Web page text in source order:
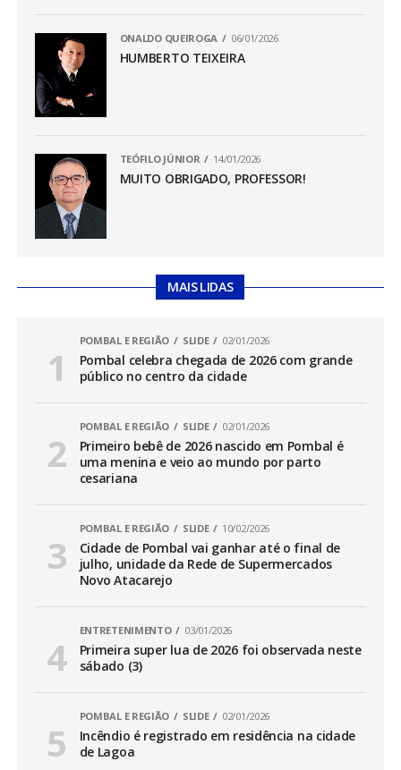
ONALDO QUEIROGA 06/01/2026
HUMBERTO TEIXEIRA
TEÓFILO JÚNIOR 14/01/2026
MUITO OBRIGADO, PROFESSOR!
MAIS LIDAS
POMBAL E REGIÃO SLIDE 02/01/2026
Pombal celebra chegada de 2026 com grande
público no centro da cidade
POMBAL E REGIÃO SLIDE 02/01/2026
Primeiro bebê de 2026 nascido em Pombal é
uma menina e veio ao mundo por parto
cesariana
POMBAL E REGIÃO SLIDE 10/02/2026
Cidade de Pombal vai ganhar até o final de
julho, unidade da Rede de Supermercados
Novo Atacarejo
ENTRETENIMENTO 03/01/2026
Primeira super lua de 2026 foi observada neste
sábado (3)
POMBAL E REGIÃO SLIDE 02/01/2026
Incêndio é registrado em residência na cidade
de Lagoa